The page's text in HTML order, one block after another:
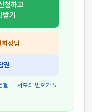
청하고
기
화상담
권
결 — 서로의 번호가 노